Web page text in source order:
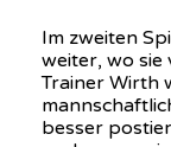
Im zweiten
weiter, wo sie
Trainer Wirth
besser